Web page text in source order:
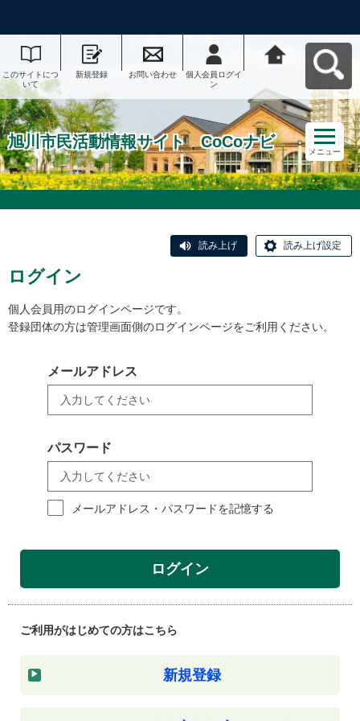
このサイトにつ
いて
新規登録 お問い合わせ
個人会員ログイ
ン
ナビへ戻る
旭川市民活動情報サイト CoCoナビ
メニュー
読み上げ 読み上げ設定
ログイン
個人会員用のログインページです。
登録団体の方は管理画面側のログインページをご利用ください。
メールアドレス
パスワード
メールアドレス・パスワードを記憶する
ログイン
ご利用がはじめての方はこちら
新規登録